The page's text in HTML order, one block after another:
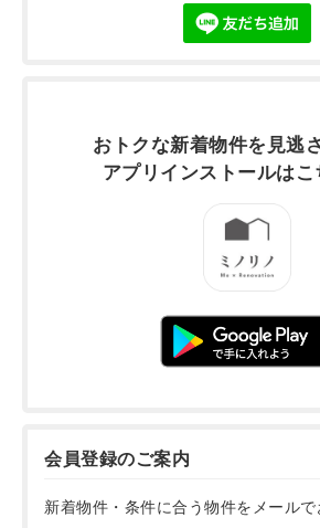
おトクな新着物件を 見逃
アプリインストールはこ
会員登録のご案内
新着物件・条件に合う物件をメールで